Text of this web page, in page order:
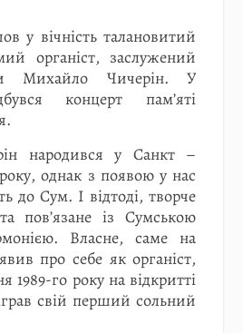
у вічність талановитий
органіст, заслужений
Михайло Чичерін. У
концерт пам’яті
народився у Санкт –
року, однак з появою у нас
до Сум. І відтоді, творче
пов’язане із Сумською
Власне, саме на
про себе як органіст,
1989-го року на відкритті
свій перший сольний